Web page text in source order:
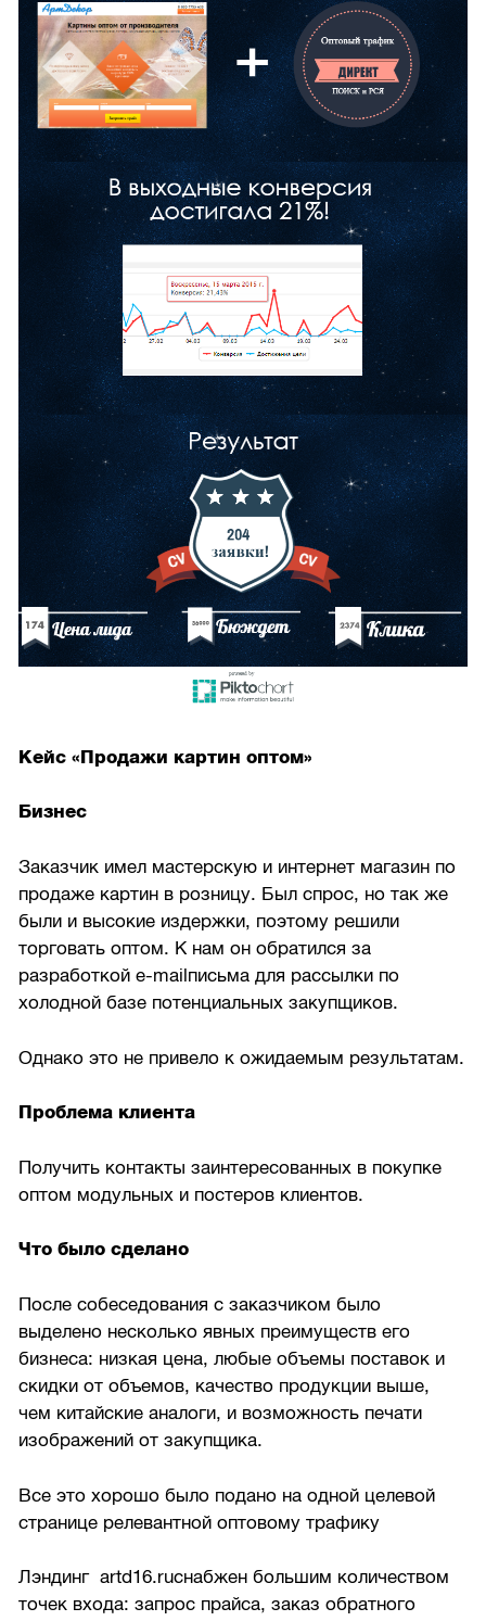
Кейс «Продажи картин оптом»
Бизнес
Заказчик имел мастерскую и интернет магазин по
продаже картин в розницу. Был спрос, но так же
были и высокие издержки, поэтому решили
торговать оптом. К нам он обратился за
разработкой e-mailписьма для рассылки по
холодной базе потенциальных закупщиков.
Однако это не привело к ожидаемым результатам.
Проблема клиента
Получить контакты заинтересованных в покупке
оптом модульных и постеров клиентов.
Что было сделано
После собеседования с заказчиком было
выделено несколько явных преимуществ его
бизнеса: низкая цена, любые объемы поставок и
скидки от объемов, качество продукции выше,
чем китайские аналоги, и возможность печати
изображений от закупщика.
Все это хорошо было подано на одной целевой
странице релевантной оптовому трафику
Лэндинг artd16.ruснабжен большим количеством
точек входа: запрос прайса, заказ обратного